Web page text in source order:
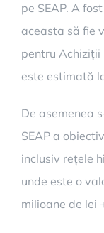
pe SEAP. A
aceasta să fie
pentru Achiziții
este estimată
De asemenea
SEAP a
inclusiv rețele
unde este o
milioane de lei